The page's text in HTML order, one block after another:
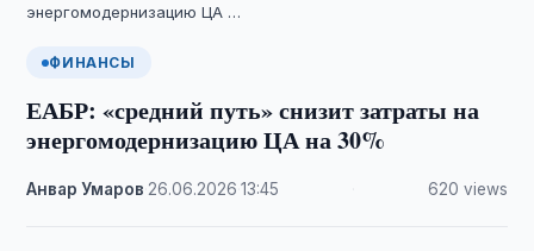
энергомодернизацию ЦА …
ФИНАНСЫ
ЕАБР: «средний путь» снизит затраты на
энергомодернизацию ЦА на 30%
Анвар Умаров 26.06.2026 ·13:45 620 views